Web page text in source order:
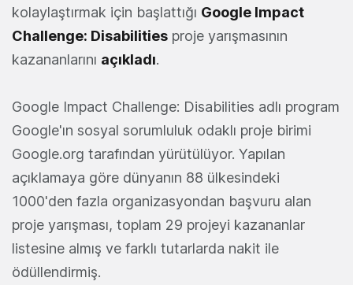
kolaylaştırmak için başlattığı Google Impact
Challenge: Disabilities proje yarışmasının
kazananlarını açıkladı.
Google Impact Challenge: Disabilities adlı program
Google'ın sosyal sorumluluk odaklı proje birimi
Google.org tarafından yürütülüyor. Yapılan
açıklamaya göre dünyanın 88 ülkesindeki
1000'den fazla organizasyondan başvuru alan
proje yarışması, toplam 29 projeyi kazananlar
listesine almış ve farklı tutarlarda nakit ile
ödüllendirmiş.